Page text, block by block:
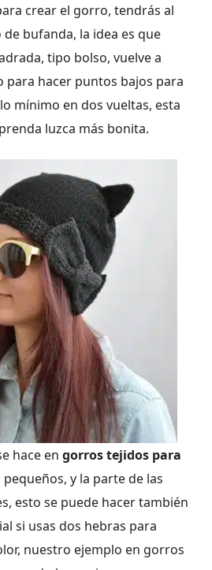
crear el gorro, tendrás al
bufanda, la idea es que
tipo bolso, vuelve a
para hacer puntos bajos para
mínimo en dos vueltas, esta
luzca más bonita.
hace en gorros tejidos para
y la parte de las
esto se puede hacer también
si usas dos hebras para
nuestro ejemplo en gorros